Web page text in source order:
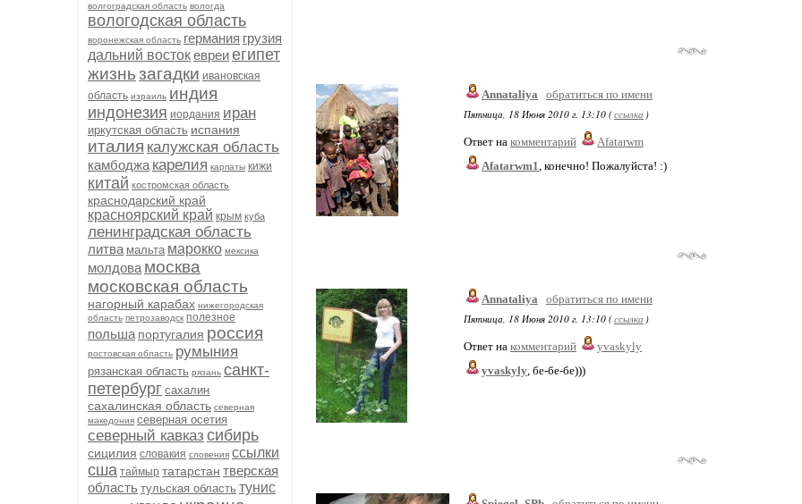
волгоградская область вологда
вологодская область
воронежская область германия грузия
дальний востокевреиегипет
жизньзагадки ивановская
область израиль индия
индонезия иордания иран
иркутская область испания
италия калужская область
камбоджа карелия карпаты кижи
китай костромская область
краснодарский край
красноярский край крым куба
ленинградская область
литва мальта марокко мексика
молдова москва
московская область
нагорный карабах нижегородская
область петрозаводск полезное
польша португалия россия
ростовская область румыния
рязанская область рязань санкт-
петербург сахалин
сахалинская область северная
македония северная осетия
северный кавказ сибирь
сицилия словакия словения ссылки
сша таймыр татарстан тверская
область тульская область тунис
Annataliya
обратиться по имени
Пятница, 18 Июня 2010 г. 13:10 (ссылка )
Ответ на комментарий
Afatarwm
Afatarwm1, конечно! Пожалуйста! :)
Annataliya
обратиться по имени
Пятница, 18 Июня 2010 г. 13:10 (ссылка )
Ответ на комментарий
yvaskyly
yvaskyly, бе-бе-бе)))